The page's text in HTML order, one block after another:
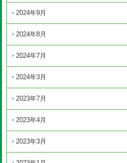
2024年9月
2024年8月
2024年7月
2024年3月
2023年7月
2023年4月
2023年3月